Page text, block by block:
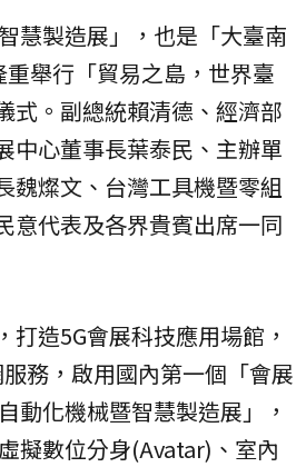
慧製造展」，也是「大臺南
舉行「貿易之島，世界臺
式。副總統賴清德、經濟部
中心董事長葉泰民、主辦單
魏燦文、台灣工具機暨零組
意代表及各界貴賓出席一同
造5G會展科技應用場館，
務，啟用國內第一個「會展
動化機械暨智慧製造展」，
擬數位分身(Avatar)、室內